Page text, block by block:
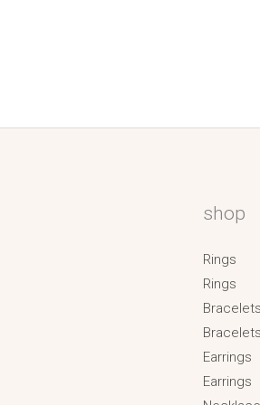
shop
Rings
Rings
Bracelets
Bracelets
Earrings
Earrings